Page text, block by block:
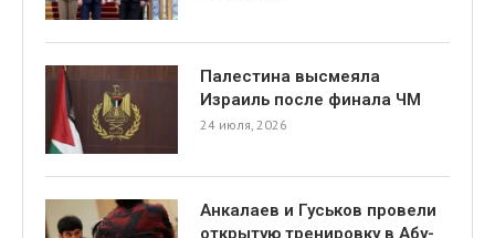
Палестина высмеяла
Израиль после финала ЧМ
24 июля, 2026
Анкалаев и Гуськов провели
открытую тренировку в Абу-